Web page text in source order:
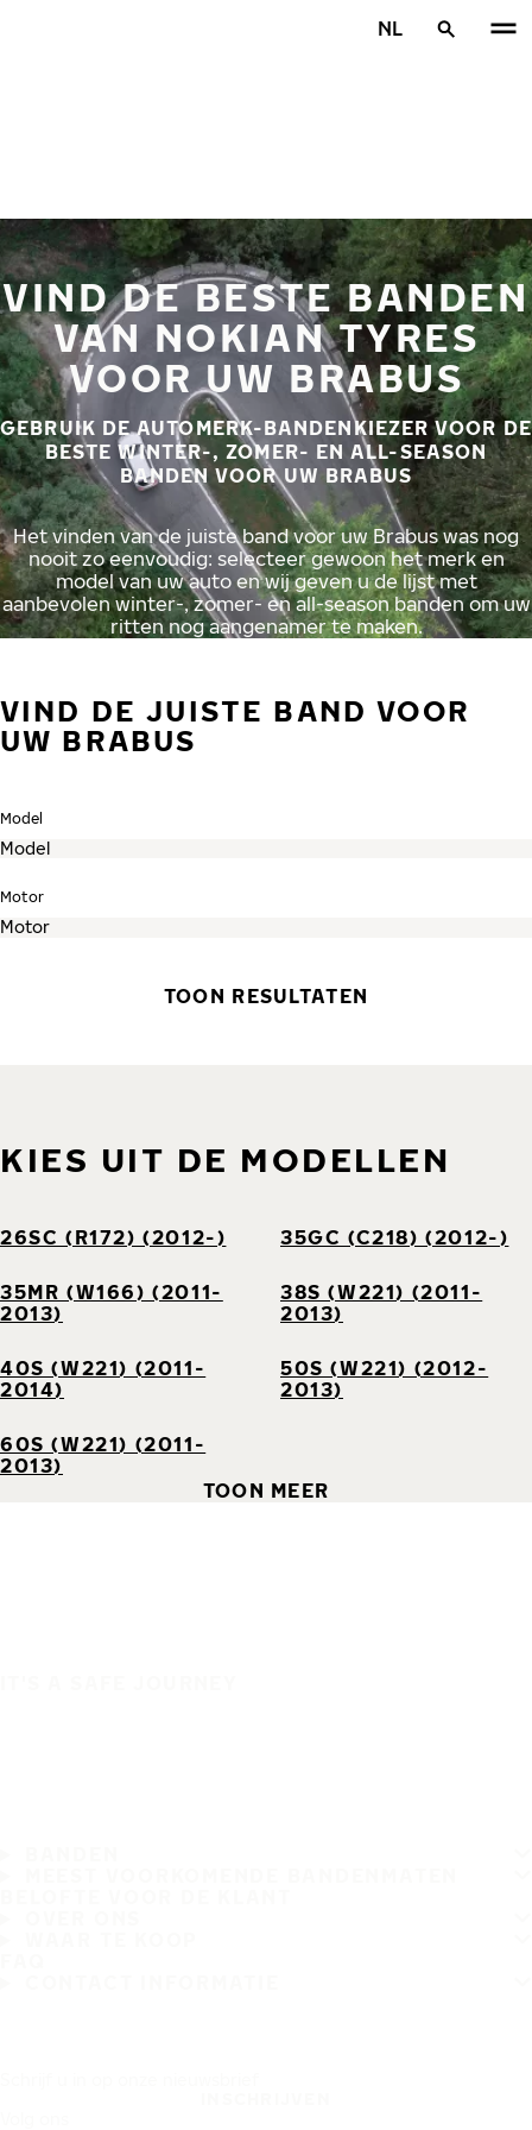
NL
VIND DE BESTE BANDEN
VAN NOKIAN TYRES
VOOR UW BRABUS
GEBRUIK DE AUTOMERK-BANDENKIEZER VOOR DE
BESTE WINTER-, ZOMER- EN ALL-SEASON
BANDEN VOOR UW BRABUS
Het vinden van de juiste band voor uw Brabus was nog
nooit zo eenvoudig: selecteer gewoon het merk en
model van uw auto en wij geven u de lijst met
aanbevolen winter-, zomer- en all-season banden om uw
ritten nog aangenamer te maken.
VIND DE JUISTE BAND VOOR
UW BRABUS
Model
Motor
TOON RESULTATEN
KIES UIT DE MODELLEN
26SC (R172) (2012-) 35GC (C218) (2012-)
35MR (W166) (2011-
2013)
38S (W221) (2011-
2013)
40S (W221) (2011-
2014)
50S (W221) (2012-
2013)
60S (W221) (2011-
2013)
TOON MEER